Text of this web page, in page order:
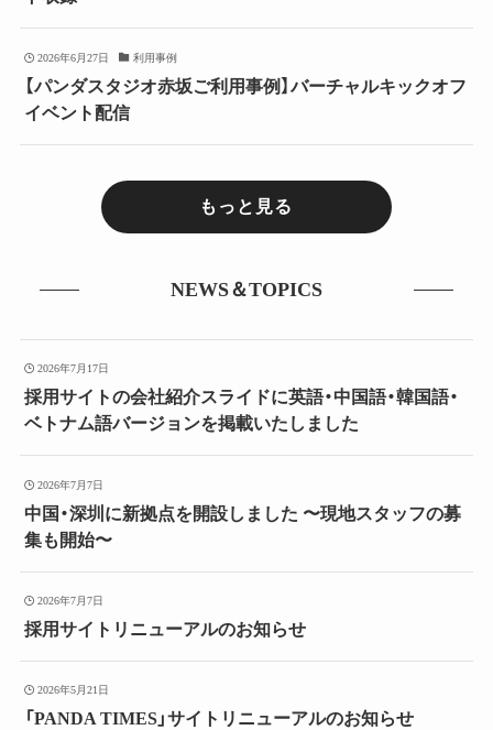
2026年6月27日 利用事例
【パンダスタジオ赤坂ご利用事例】バーチャルキックオフ
イベント配信
もっと見る
NEWS＆TOPICS
2026年7月17日
採用サイトの会社紹介スライドに英語・中国語・韓国語・
ベトナム語バージョンを掲載いたしました
2026年7月7日
中国・深圳に新拠点を開設しました 〜現地スタッフの募
集も開始〜
2026年7月7日
採用サイトリニューアルのお知らせ
2026年5月21日
「PANDA TIMES」サイトリニューアルのお知らせ